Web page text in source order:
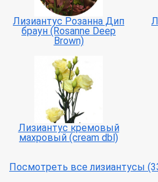
Лизиантус Розанна Дип
браун (Rosanne Deep
Brown)
Лизиантус кремовый
махровый (cream dbl)
Посмотреть все лизиантусы